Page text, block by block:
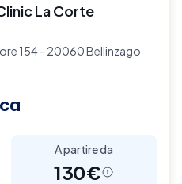
La Corte
154 - 20060 Bellinzago
A partire da
130€